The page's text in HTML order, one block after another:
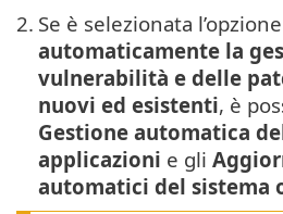
2. Se è selezionata l’opzione
automaticamente la
vulnerabilità e delle
nuovi ed esistenti, è
Gestione automatica
applicazioni e gli
automatici del sistema